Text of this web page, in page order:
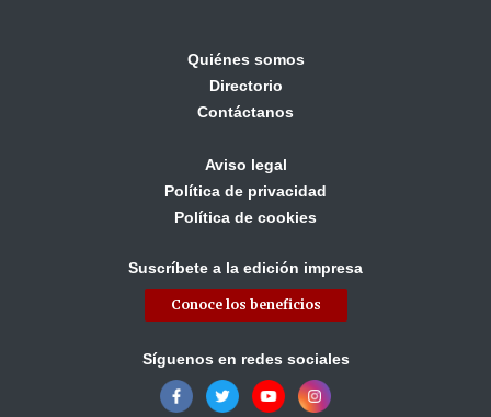
Quiénes somos
Directorio
Contáctanos
Aviso legal
Política de privacidad
Política de cookies
Suscríbete a la edición impresa
Conoce los beneficios
Síguenos en redes sociales